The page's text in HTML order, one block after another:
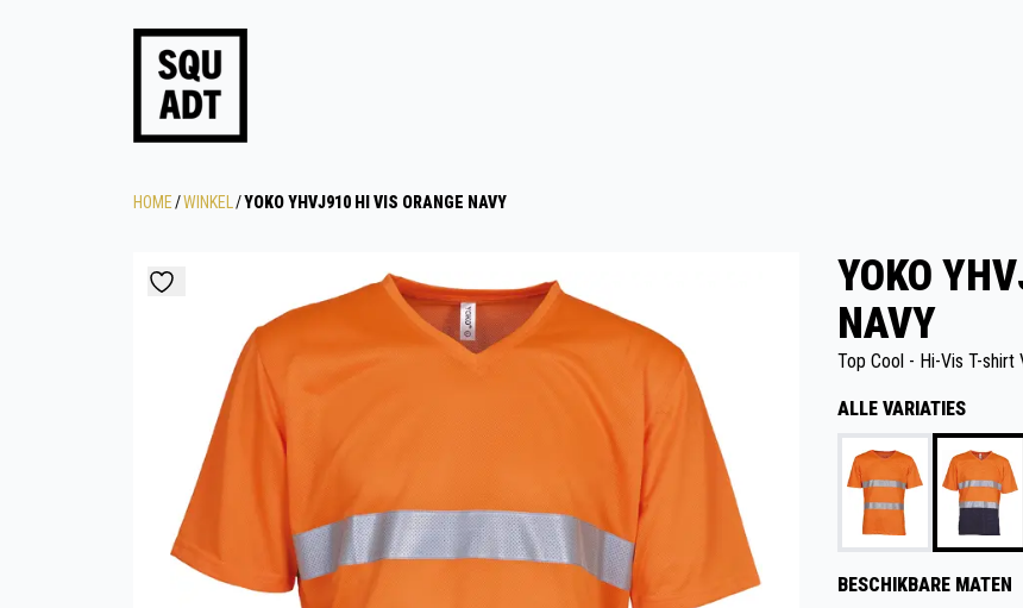
HOME/WINKEL /YOKO YHVJ910 HI VIS ORANGE NAVY
YOKO
NAVY
Top Cool - Hi-Vis T-shirt
ALLE VARIATIES
BESCHIKBARE MATEN